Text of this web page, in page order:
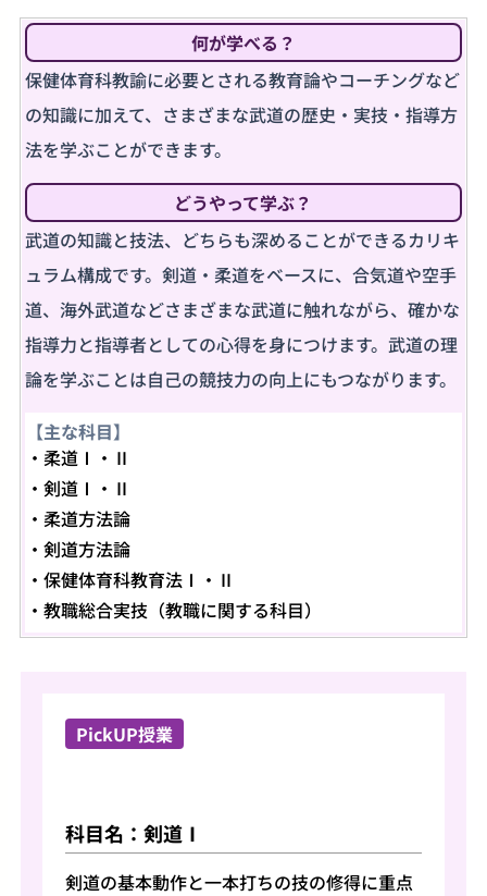
何が学べる？
保健体育科教諭に必要とされる教育論やコーチングなど
の知識に加えて、さまざまな武道の歴史・実技・指導方
法を学ぶことができます。
どうやって学ぶ？
武道の知識と技法、どちらも深めることができるカリキ
ュラム構成です。剣道・柔道をベースに、合気道や空手
道、海外武道などさまざまな武道に触れながら、確かな
指導力と指導者としての心得を身につけます。武道の理
論を学ぶことは自己の競技力の向上にもつながります。
【主な科目】
柔道Ⅰ・Ⅱ
剣道Ⅰ・Ⅱ
柔道方法論
剣道方法論
保健体育科教育法Ⅰ・Ⅱ
教職総合実技（教職に関する科目）
PickUP授業
科目名：剣道Ⅰ
剣道の基本動作と一本打ちの技の修得に重点